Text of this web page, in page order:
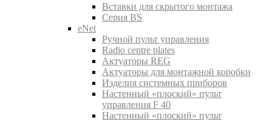
Вставки для скрытого монтажа
Серия BS
eNet
Pучной пульт управления
Radio centre plates
Актуаторы REG
Актуаторы для монтажной коробки
Изделия системных приборов
Настенный «плоский» пульт
управления F 40
Настенный «плоский» пульт